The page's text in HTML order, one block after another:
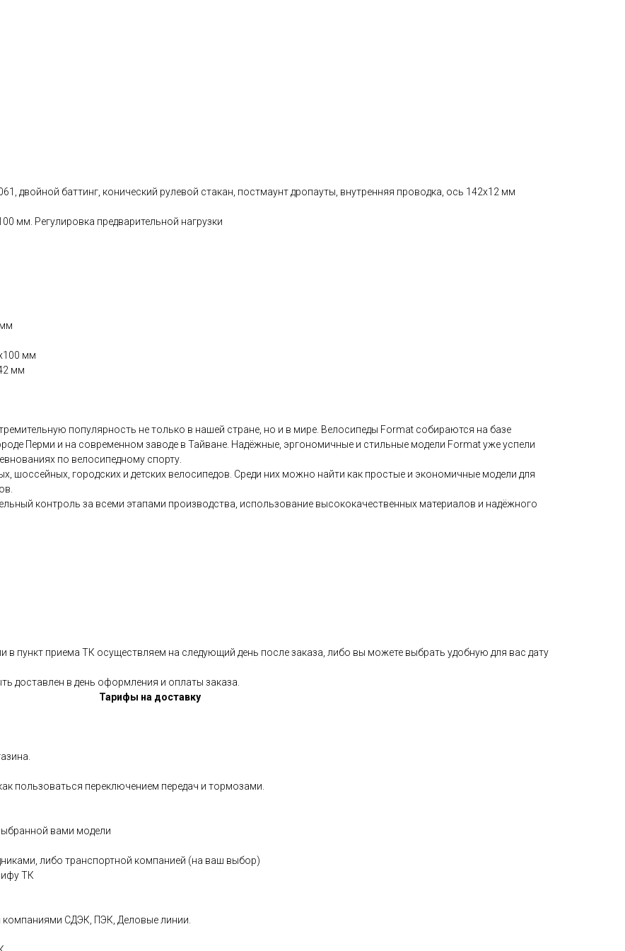
двойной баттинг, конический рулевой стакан, постмаунт дропауты, внутренняя проводка, ось 142x12 мм
мм. Регулировка предварительной нагрузки
мм
мм
популярность не только в нашей стране, но и в мире. Велосипеды Format cобираются на базе
Перми и на современном заводе в Тайване. Надёжные, эргономичные и стильные модели Format уже успели
по велосипедному спорту.
шоссейных, городских и детских велосипедов. Среди них можно найти как простые и экономичные модели для
контроль за всеми этапами производства, использование высококачественных материалов и надёжного
в пункт приема ТК осуществляем на следующий день после заказа, либо вы можете выбрать удобную для вас дату
доставлен в день оформления и оплаты заказа.
Тарифы на доставку
пользоваться переключением передач и тормозами.
вами модели
либо транспортной компанией (на ваш выбор)
ТК
компаниями СДЭК, ПЭК, Деловые линии.